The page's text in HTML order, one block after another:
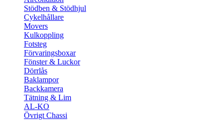
Stödben & Stödhjul
Cykelhållare
Movers
Kulkoppling
Fotsteg
Förvaringsboxar
Fönster & Luckor
Dörrlås
Baklampor
Backkamera
Tätning & Lim
AL-KO
Övrigt Chassi